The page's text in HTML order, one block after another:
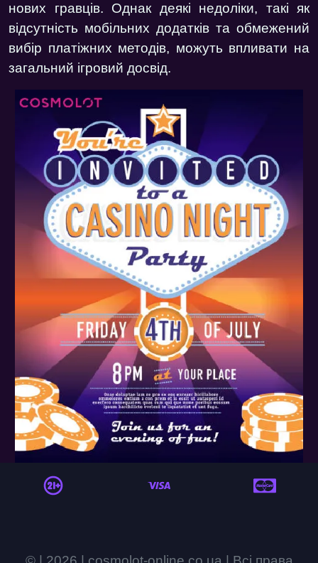
нових гравців. Однак деякі недоліки, такі як
відсутність мобільних додатків та обмежений
вибір платіжних методів, можуть впливати на
загальний ігровий досвід.